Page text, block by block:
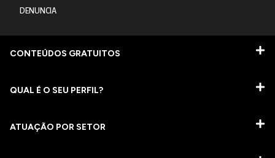
DENUNCIA
CONTEÚDOS GRATUITOS
QUAL É O SEU PERFIL?
ATUAÇÃO POR SETOR